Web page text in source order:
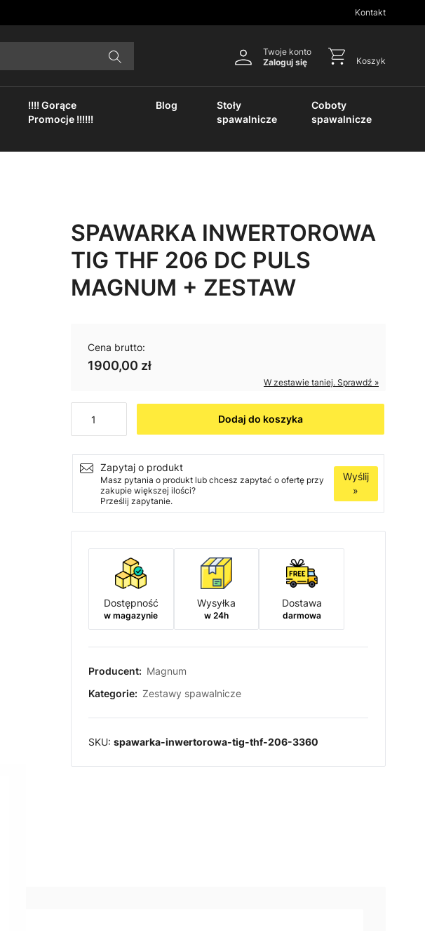
Kontakt
Twoje konto
Zaloguj się
Koszyk
!!!! Gorące
Promocje !!!!!!
Blog
Stoły
spawalnicze
Coboty
spawalnicze
SPAWARKA INWERTOROWA
TIG THF 206 DC PULS
MAGNUM + ZESTAW
Cena brutto:
1900,00 zł
W zestawie taniej. Sprawdź »
Dodaj do koszyka
Zapytaj o produkt
Masz pytania o produkt lub chcesz zapytać o ofertę przy
zakupie większej ilości?
Prześlij zapytanie.
Wyślij
»
Dostępność
w magazynie
Wysyłka
w 24h
Dostawa
darmowa
Producent: Magnum
Kategorie: Zestawy spawalnicze
SKU: spawarka-inwertorowa-tig-thf-206-3360